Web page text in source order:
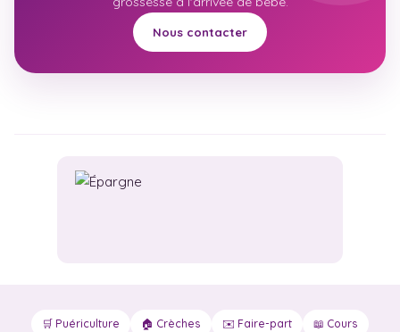
Nous contacter
🛒 Puériculture 🏠 Crèches ✉️ Faire-part 📖 Cours